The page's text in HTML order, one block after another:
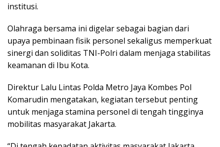
institusi.
Olahraga bersama ini digelar sebagai bagian dari
upaya pembinaan fisik personel sekaligus memperkuat
sinergi dan soliditas TNI-Polri dalam menjaga stabilitas
keamanan di Ibu Kota.
Direktur Lalu Lintas Polda Metro Jaya Kombes Pol
Komarudin mengatakan, kegiatan tersebut penting
untuk menjaga stamina personel di tengah tingginya
mobilitas masyarakat Jakarta.